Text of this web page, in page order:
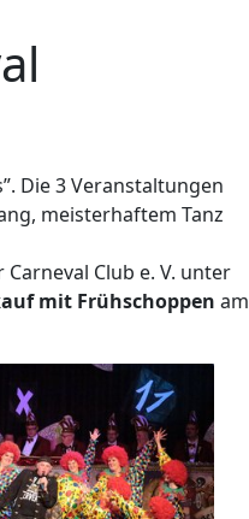
Die 3 Veranstaltungen
meisterhaftem Tanz
Club e. V. unter
mit Frühschoppen am